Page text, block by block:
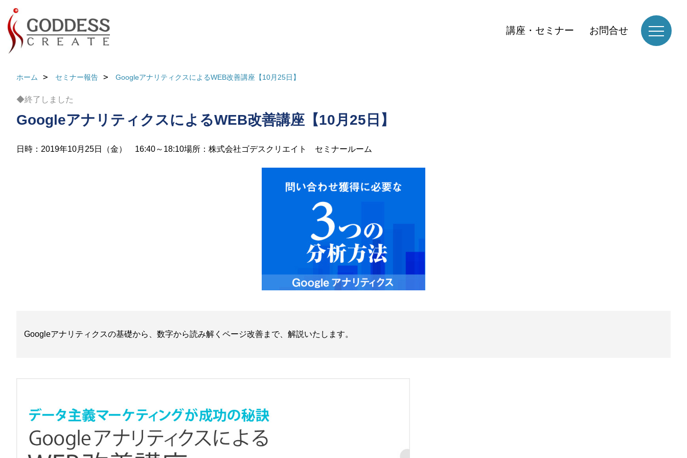
講座・セミナー お問合せ
ホーム セミナー報告 GoogleアナリティクスによるWEB改善講座【10月25日】
◆終了しました
GoogleアナリティクスによるWEB改善講座【10月25日】
日時：2019年10月25日（金） 16:40～18:10場所：株式会社ゴデスクリエイト セミナールーム
Googleアナリティクスの基礎から、数字から読み解くページ改善まで、解説いたします。